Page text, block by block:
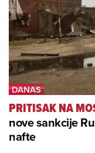
PRITISAK NA
nove sankcije
nafte